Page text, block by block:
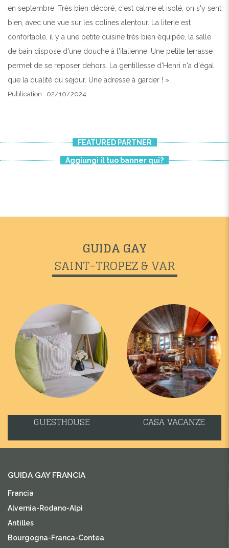
en septembre. Très bien décoré, c'est calme et isolé, on s'y sent
bien, avec une vue sur les colines alentour. La literie est
confortable, il y a une petite cuisine très bien équipée, la salle
de bain dispose d'une douche à l'italienne. Une petite terrasse
permet de se reposer dehors. La gentillesse d'Henri n'a d'égal
que la qualité du séjour. Une adresse à garder ! »
Publication : 02/10/2024
FEATURED PARTNER
Aggiungi il tuo banner qui?
GUIDA GAY
SAINT-TROPEZ & VAR
GUESTHOUSE CASA VACANZE
GUIDA GAY FRANCIA
Francia
Alvernia-Rodano-Alpi
Antilles
Bourgogna-Franca-Contea